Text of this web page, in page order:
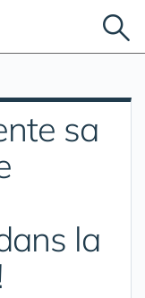
sa
la